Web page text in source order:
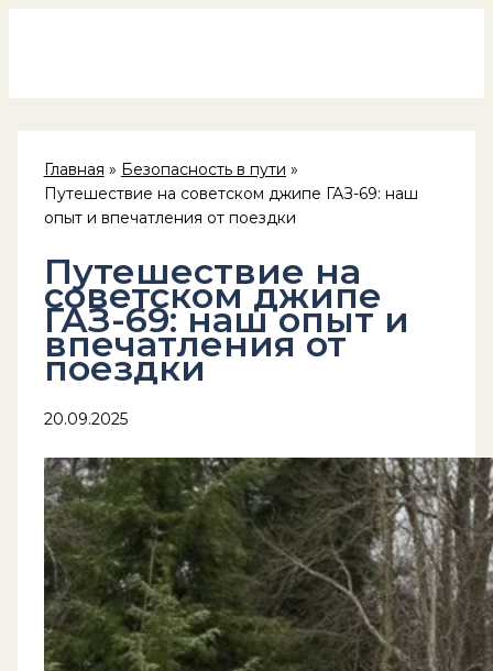
Главная
Безопасность в пути
Путешествие на советском джипе ГАЗ-69: наш
опыт и впечатления от поездки
Путешествие на
советском джипе
ГАЗ-69: наш опыт и
впечатления от
поездки
20.09.2025